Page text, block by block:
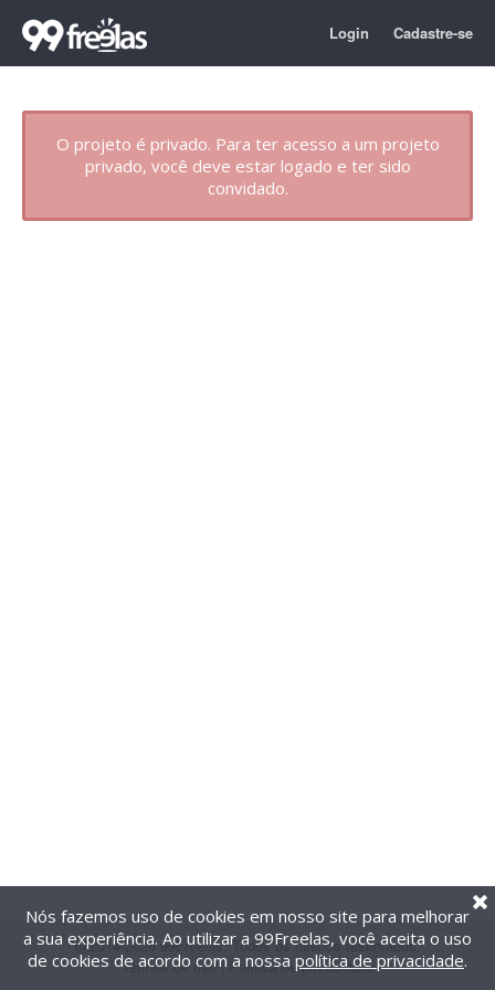
Login Cadastre-se
O projeto é privado. Para ter acesso a um projeto
privado, você deve estar logado e ter sido
convidado.
@2014-2026 99Freelas. Todos os direitos reservados.
Termos de uso| Política de privacidade
Nós fazemos uso de cookies em nosso site para melhorar
a sua experiência. Ao utilizar a 99Freelas, você aceita o uso
de cookies de acordo com a nossa política de privacidade.